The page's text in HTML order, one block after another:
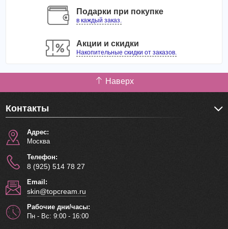
Подарки при покупке
в каждый заказ.
Акции и скидки
Накопительные скидки от заказов.
Наверх
Контакты
Адрес:
Москва
Телефон:
8 (925) 514 78 27
Email:
skin@topcream.ru
Рабочие дни/часы:
Пн - Вс: 9:00 - 16:00